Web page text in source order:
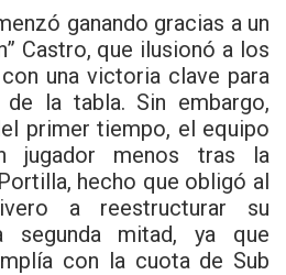
ganando gracias a un
Castro, que ilusionó a los
una victoria clave para
la tabla. Sin embargo,
primer tiempo, el equipo
jugador menos tras la
hecho que obligó al
a reestructurar su
segunda mitad, ya que
con la cuota de Sub